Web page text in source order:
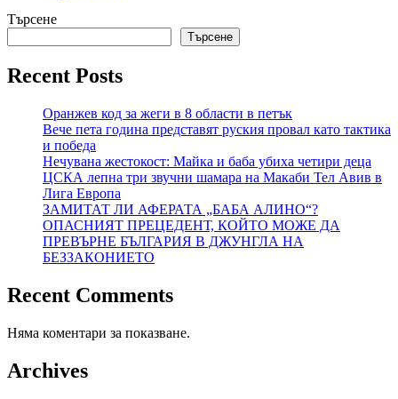
Търсене
Търсене
Recent Posts
Оранжев код за жеги в 8 области в петък
Вече пета година представят руския провал като тактика
и победа
Нечувана жестокост: Майка и баба убиха четири деца
ЦСКА лепна три звучни шамара на Макаби Тел Авив в
Лига Европа
ЗАМИТАТ ЛИ АФЕРАТА „БАБА АЛИНО“?
ОПАСНИЯТ ПРЕЦЕДЕНТ, КОЙТО МОЖЕ ДА
ПРЕВЪРНЕ БЪЛГАРИЯ В ДЖУНГЛА НА
БЕЗЗАКОНИЕТО
Recent Comments
Няма коментари за показване.
Archives